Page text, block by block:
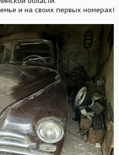
и на своих первых номерах!